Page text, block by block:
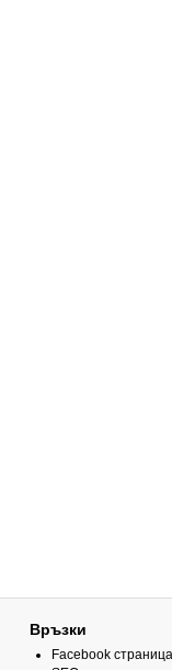
Връзки
Facebook страница